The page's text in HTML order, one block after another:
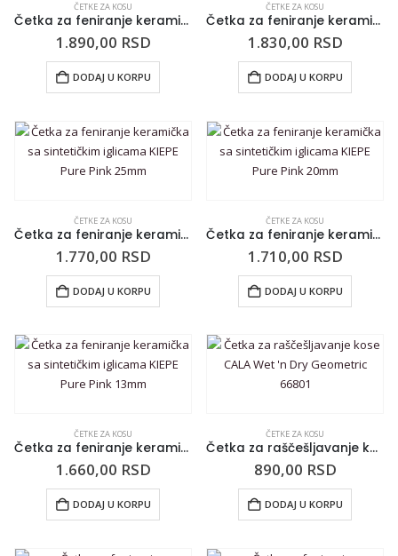
ČETKE ZA KOSU
Četka za feniranje keramička sa sintetičkim iglicama KIEPE Pure Pink 43mm
1.890,00 RSD
DODAJ U KORPU
ČETKE ZA KOSU
Četka za feniranje keramička sa sintetičkim iglicama KIEPE Pure Pink 33mm
1.830,00 RSD
DODAJ U KORPU
ČETKE ZA KOSU
Četka za feniranje keramička sa sintetičkim iglicama KIEPE Pure Pink 25mm
1.770,00 RSD
DODAJ U KORPU
ČETKE ZA KOSU
Četka za feniranje keramička sa sintetičkim iglicama KIEPE Pure Pink 20mm
1.710,00 RSD
DODAJ U KORPU
ČETKE ZA KOSU
Četka za feniranje keramička sa sintetičkim iglicama KIEPE Pure Pink 13mm
1.660,00 RSD
DODAJ U KORPU
ČETKE ZA KOSU
Četka za raščešljavanje kose CALA Wet ‘n Dry Geometric 66801
890,00 RSD
DODAJ U KORPU